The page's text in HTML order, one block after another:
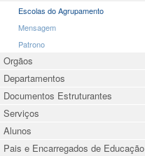
Escolas do Agrupamento
Mensagem
Patrono
Orgãos
Departamentos
Documentos Estruturantes
Serviços
Alunos
Pais e Encarregados de Educação